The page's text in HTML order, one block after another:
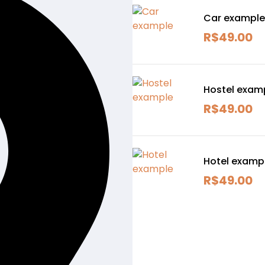
Car example
R$49.00
Hostel
R$49.00
Hotel
R$49.00